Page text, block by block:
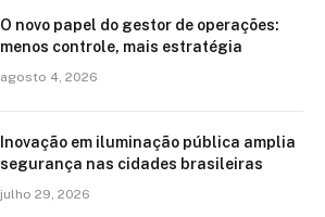
O novo papel do gestor de operações:
menos controle, mais estratégia
agosto 4, 2026
Inovação em iluminação pública amplia
segurança nas cidades brasileiras
julho 29, 2026